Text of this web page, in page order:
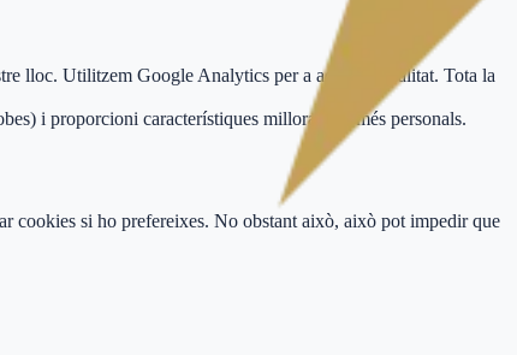
lloc. Utilitzem Google Analytics per a aquesta finalitat. Tota la
i proporcioni característiques millorades i més personals.
cookies si ho prefereixes. No obstant això, això pot impedir que